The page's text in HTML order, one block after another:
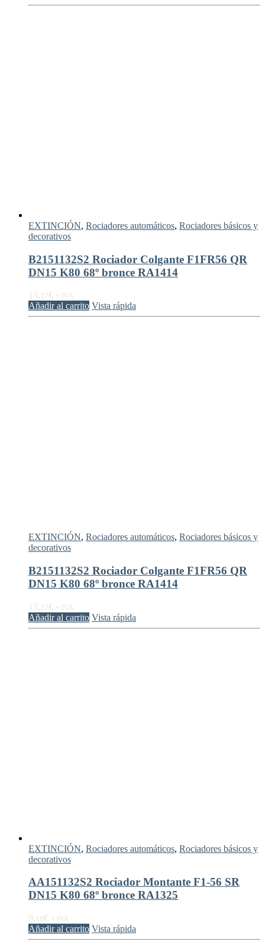
EXTINCIÓN, Rociadores automáticos, Rociadores básicos y
decorativos
B2151132S2 Rociador Colgante F1FR56 QR
DN15 K80 68º bronce RA1414
13,27€ + IVA
Añadir al carrito Vista rápida
EXTINCIÓN, Rociadores automáticos, Rociadores básicos y
decorativos
B2151132S2 Rociador Colgante F1FR56 QR
DN15 K80 68º bronce RA1414
13,27€ + IVA
Añadir al carrito Vista rápida
EXTINCIÓN, Rociadores automáticos, Rociadores básicos y
decorativos
AA151132S2 Rociador Montante F1-56 SR
DN15 K80 68º bronce RA1325
9, 18€ + IVA
Añadir al carrito Vista rápida